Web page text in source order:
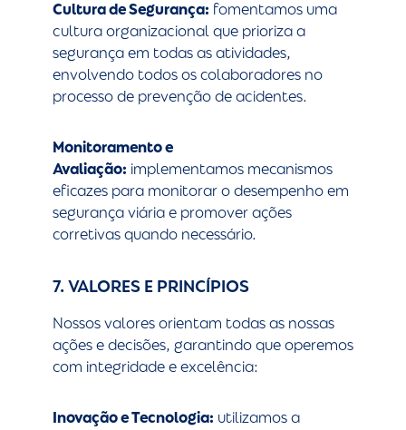
Cultura de Segurança: fomentamos uma
cultura organizacional que prioriza a
segurança em todas as atividades,
envolvendo todos os colaboradores no
processo de prevenção de acidentes.
Monitoramento e
Avaliação: implementamos mecanismos
eficazes para monitorar o desempenho em
segurança viária e promover ações
corretivas quando necessário.
7. VALORES E PRINCÍPIOS
Nossos valores orientam todas as nossas
ações e decisões, garantindo que operemos
com integridade e excelência:
Inovação e Tecnologia: utilizamos a